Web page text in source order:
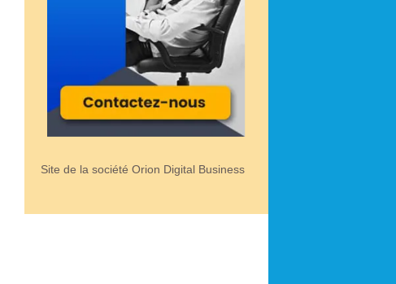
Site de la société Orion Digital Business